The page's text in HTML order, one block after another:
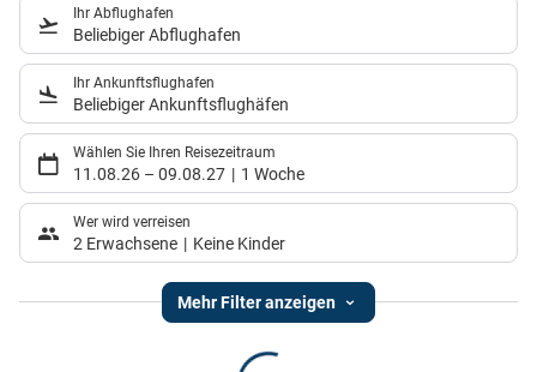
Ihr Abflughafen
Beliebiger Abflughafen
Ihr Ankunftsflughafen
Beliebiger Ankunftsflughäfen
Wählen Sie Ihren Reisezeitraum
11.08.26 – 09.08.27 1 Woche
Wer wird verreisen
2 Erwachsene Keine Kinder
Mehr Filter anzeigen